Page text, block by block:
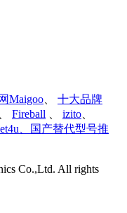
Maigoo
十大品牌
Fireball izito
、国产替代型号推
Co.,Ltd. All rights